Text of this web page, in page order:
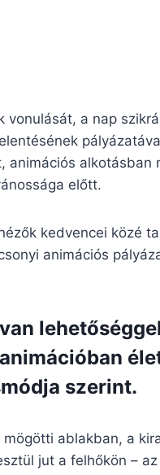
a nap
animációs alkotásban
előtt.
kedvencei közé
animációs
szerint.
ablakban, a
jut a felhőkön –